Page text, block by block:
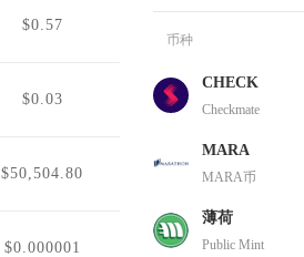
$0.57
$0.03
$50,504.80
$0.000001
币种
CHECK
Checkmate
MARA
MARA币
薄荷
Public Mint